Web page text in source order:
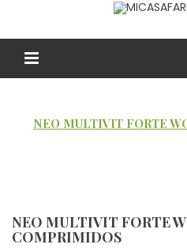
NEO MULTIVIT FORTE
NEO MULTIVIT FORTE
COMPRIMIDOS